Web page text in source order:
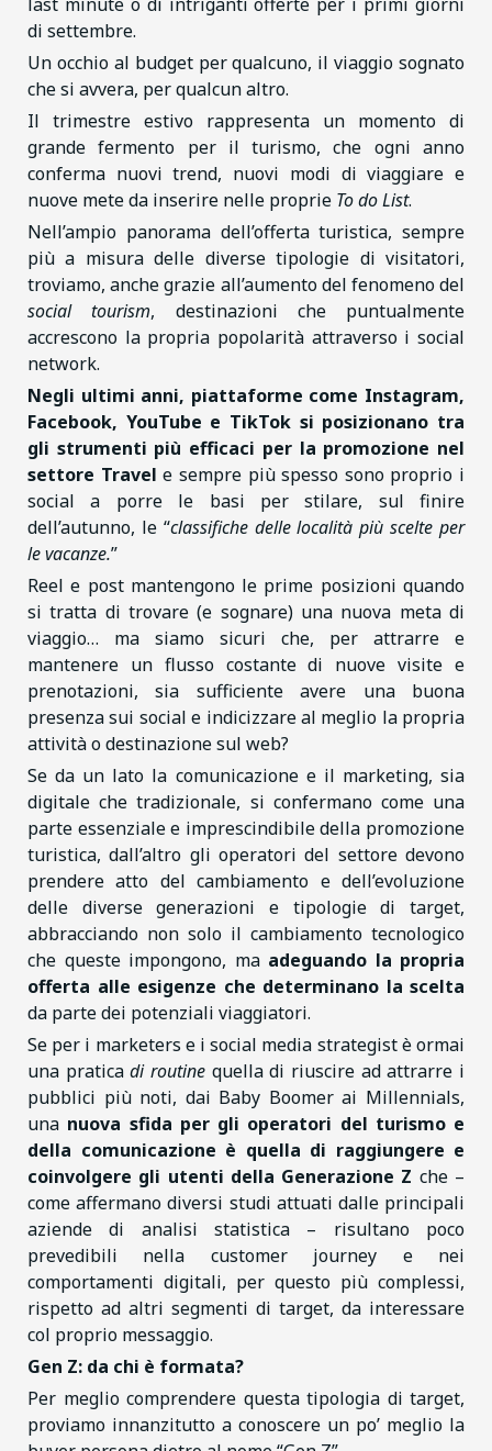
di settembre.
Un occhio al budget per qualcuno, il viaggio sognato
che si avvera, per qualcun altro.
Il trimestre estivo rappresenta un momento di
grande fermento per il turismo, che ogni anno
conferma nuovi trend, nuovi modi di viaggiare e
nuove mete da inserire nelle proprie To do List.
Nell’ampio panorama dell’offerta turistica, sempre
più a misura delle diverse tipologie di visitatori,
troviamo, anche grazie all’aumento del fenomeno del
social tourism, destinazioni che puntualmente
accrescono la propria popolarità attraverso i social
network.
Negli ultimi anni, piattaforme come Instagram,
Facebook, YouTube e TikTok si posizionano tra
gli strumenti più efficaci per la promozione nel
settore Travel e sempre più spesso sono proprio i
social a porre le basi per stilare, sul finire
dell’autunno, le “classifiche delle località più scelte per
le vacanze.”
Reel e post mantengono le prime posizioni quando
si tratta di trovare (e sognare) una nuova meta di
viaggio… ma siamo sicuri che, per attrarre e
mantenere un flusso costante di nuove visite e
prenotazioni, sia sufficiente avere una buona
presenza sui social e indicizzare al meglio la propria
attività o destinazione sul web?
Se da un lato la comunicazione e il marketing, sia
digitale che tradizionale, si confermano come una
parte essenziale e imprescindibile della promozione
turistica, dall’altro gli operatori del settore devono
prendere atto del cambiamento e dell’evoluzione
delle diverse generazioni e tipologie di target,
abbracciando non solo il cambiamento tecnologico
che queste impongono, ma adeguando la propria
offerta alle esigenze che determinano la scelta
da parte dei potenziali viaggiatori.
Se per i marketers e i social media strategist è ormai
una praticadi routine quella di riuscire ad attrarre i
pubblici più noti, dai Baby Boomer ai Millennials,
una nuova sfida per gli operatori del turismo e
della comunicazione è quella di raggiungere e
coinvolgere gli utenti della Generazione Z che –
come affermano diversi studi attuati dalle principali
aziende di analisi statistica – risultano poco
prevedibili nella customer journey e nei
comportamenti digitali, per questo più complessi,
rispetto ad altri segmenti di target, da interessare
col proprio messaggio.
Gen Z: da chi è formata?
Per meglio comprendere questa tipologia di target,
proviamo innanzitutto a conoscere un po’ meglio la